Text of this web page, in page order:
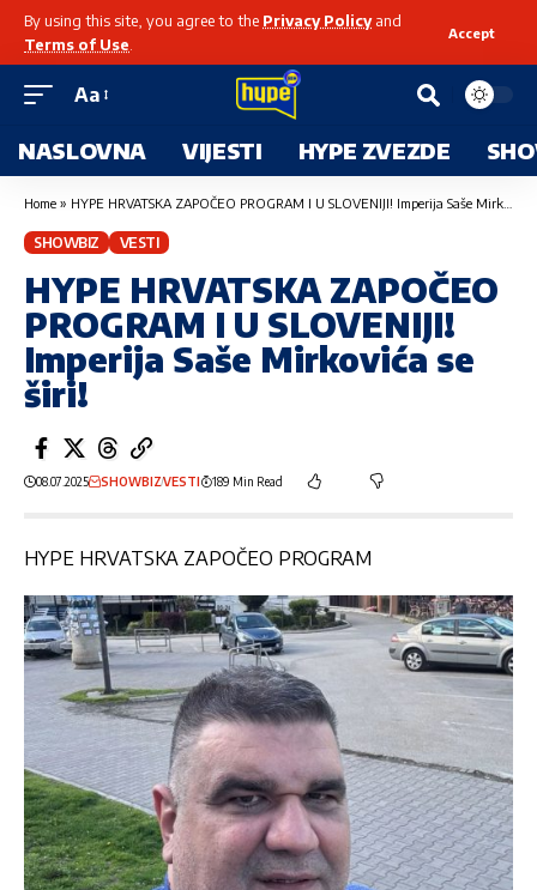
By using this site, you agree to the Privacy Policyand
Terms of Use
Accept
Aa
NASLOVNA VIJESTI HYPE ZVEZDE
Home » HYPE HRVATSKA ZAPOČEO PROGRAM I U SLOVENIJI! Imperija Saše Mirkovića se širi!
SHOWBIZ VESTI
HYPE HRVATSKA ZAPOČEO
PROGRAM I U SLOVENIJI!
Imperija Saše Mirkovića se
širi!
08.07.2025 SHOWBIZVESTI 189 Min Read
HYPE HRVATSKA ZAPOČEO PROGRAM